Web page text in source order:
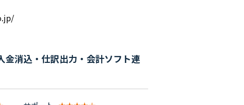
金消込・仕訳出力・会計ソフト連